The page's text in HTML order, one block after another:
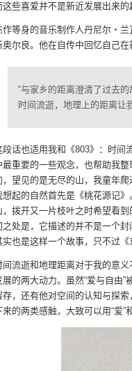
这些喜爱并不是新近发展出来的
作等身的音乐制作人丹尼尔・
奥尔良。他在自传中回忆自己在
“与家乡的距离澄清了过去
时间流逝，地理上的距离让
段话也适用我和《803》：时间
最重要的一些观念，也帮助我
，望见的是无尽的山，我童年
想起的自然首先是《桃花源记
，拨开又一片枝叶之时希望看
之处是，它描述的并不是一个
实也是这样一个故事，只不过《
间流逝和地理距离对于我的意
展的两大动力。虽然“爱与自由
存，还有他对空间的认知与探
来的两类感触，大致可以用“爱”